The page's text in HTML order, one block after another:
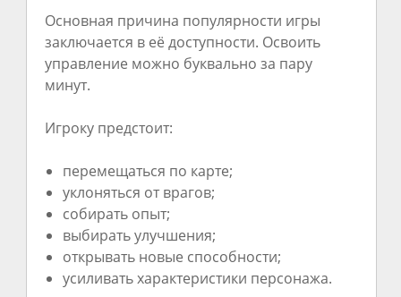
Основная причина популярности игры
заключается в её доступности. Освоить
управление можно буквально за пару
минут.
Игроку предстоит:
перемещаться по карте;
уклоняться от врагов;
собирать опыт;
выбирать улучшения;
открывать новые способности;
усиливать характеристики персонажа.